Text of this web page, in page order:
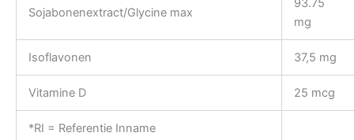
Sojabonenextract/Glycine max
93.75
mg
Isoflavonen 37,5 mg
Vitamine D 25 mcg
*RI = Referentie Inname